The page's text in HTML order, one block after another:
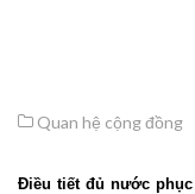
Quan hệ cộng đồng
Điều tiết đủ nước